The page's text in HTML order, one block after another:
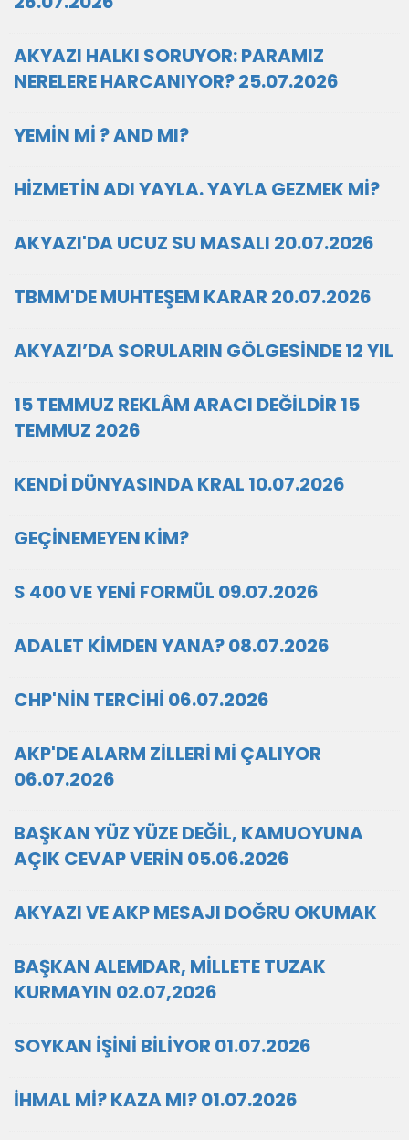
AKYAZI HALKI SORUYOR: PARAMIZ
NERELERE HARCANIYOR? 25.07.2026
YEMİN Mİ ? AND MI?
HİZMETİN ADI YAYLA. YAYLA GEZMEK Mİ?
AKYAZI'DA UCUZ SU MASALI 20.07.2026
TBMM'DE MUHTEŞEM KARAR 20.07.2026
AKYAZI’DA SORULARIN GÖLGESİNDE 12 YIL
15 TEMMUZ REKLÂM ARACI DEĞİLDİR 15
TEMMUZ 2026
KENDİ DÜNYASINDA KRAL 10.07.2026
GEÇİNEMEYEN KİM?
S 400 VE YENİ FORMÜL 09.07.2026
ADALET KİMDEN YANA? 08.07.2026
CHP'NİN TERCİHİ 06.07.2026
AKP'DE ALARM ZİLLERİ Mİ ÇALIYOR
06.07.2026
BAŞKAN YÜZ YÜZE DEĞİL, KAMUOYUNA
AÇIK CEVAP VERİN 05.06.2026
AKYAZI VE AKP MESAJI DOĞRU OKUMAK
BAŞKAN ALEMDAR, MİLLETE TUZAK
KURMAYIN 02.07,2026
SOYKAN İŞİNİ BİLİYOR 01.07.2026
İHMAL Mİ? KAZA MI? 01.07.2026